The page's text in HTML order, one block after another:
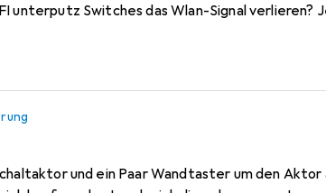
unterputz Switches das Wlan-Signal
und ein Paar Wandtaster um den Aktor